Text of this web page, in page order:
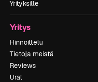
Yrityksille
Yritys
Hinnoittelu
Tietoja meistä
Reviews
Urat